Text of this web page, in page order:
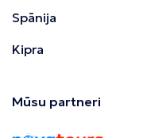
Spānija
Kipra
Mūsu partneri